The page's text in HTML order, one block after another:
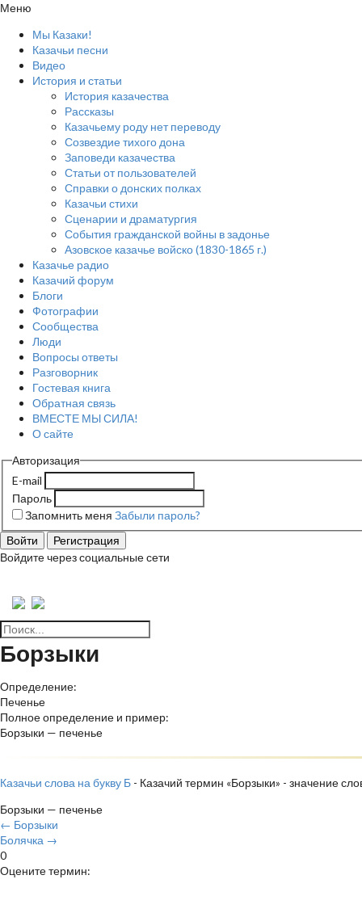
Меню
Мы Казаки!
Казачьи песни
Видео
История и статьи
История казачества
Рассказы
Казачьему роду нет переводу
Созвездие тихого дона
Заповеди казачества
Статьи от пользователей
Справки о донских полках
Казачьи стихи
Сценарии и драматургия
События гражданской войны в задонье
Азовское казачье войско (1830-1865 г.)
Казачье радио
Казачий форум
Блоги
Фотографии
Сообщества
Люди
Вопросы ответы
Разговорник
Гостевая книга
Обратная связь
ВМЕСТЕ МЫ СИЛА!
О сайте
Авторизация
E-mail
Пароль
Запомнить меня Забыли пароль?
Войти Регистрация
Войдите через социальные сети
Борзыки
Определение:
Печенье
Полное определение и пример:
Борзыки — печенье
Казачьи слова на букву Б - Казачий термин «Борзыки» - значение
Борзыки — печенье
← Борзыки
Болячка →
0
Оцените термин: